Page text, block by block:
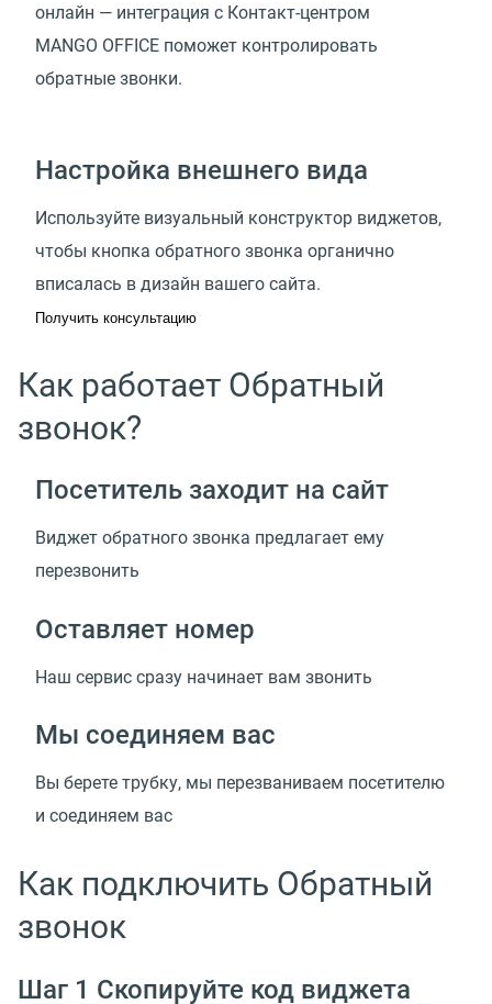
онлайн — интеграция с Контакт-центром
MANGO OFFICE поможет контролировать
обратные звонки.
Настройка внешнего вида
Используйте визуальный конструктор виджетов,
чтобы кнопка обратного звонка органично
вписалась в дизайн вашего сайта.
Получить консультацию
Как работает Обратный
звонок?
Посетитель заходит на сайт
Виджет обратного звонка предлагает ему
перезвонить
Оставляет номер
Наш сервис сразу начинает вам звонить
Мы соединяем вас
Вы берете трубку, мы перезваниваем посетителю
и соединяем вас
Как подключить Обратный
звонок
Шаг 1 Скопируйте код виджета